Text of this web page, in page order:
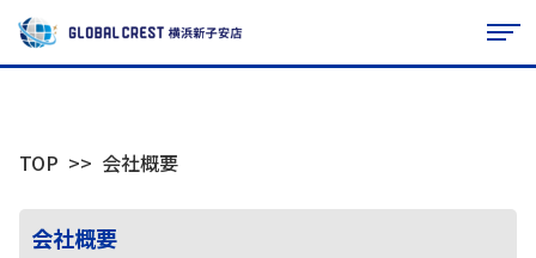
TOP 会社概要
会社概要